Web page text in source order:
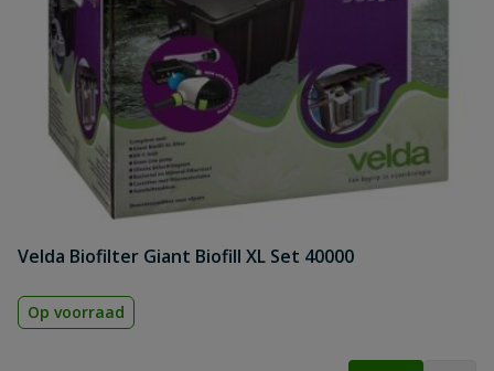
Velda Biofilter Giant Biofill XL Set 40000
Op voorraad